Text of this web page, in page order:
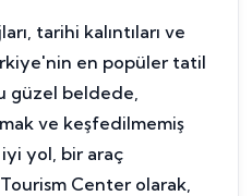
tarihi kalıntıları ve
en popüler tatil
güzel beldede,
ve keşfedilmemiş
yol, bir araç
Center olarak,